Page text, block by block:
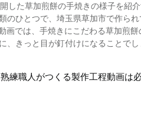
。季節限定ですので、夏の間にぜ
を作ってみませんか。インスタ映
ットボ
ムネ瓶は夏の風物詩で
の、ラムネ瓶がインスタ映えする
ますよ。 まとめ 夏の風物詩であるラ
してコレクションしていたという
生まれたレモ
した草加煎餅の手焼きの様子を紹
が釘付けになることでしょう。 日本の
人に愛されています。 そのため、
本物の草加煎餅には、地域団体商
練職人がつくる製作工程動画は必